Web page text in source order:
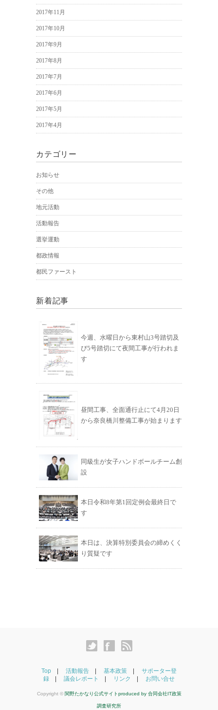
2017年11月
2017年10月
2017年9月
2017年8月
2017年7月
2017年6月
2017年5月
2017年4月
カテゴリー
お知らせ
その他
地元活動
活動報告
選挙運動
都政情報
都民ファースト
新着記事
今週、水曜日から東村山3号踏切及
び5号踏切にて夜間工事が行われま
す
昼間工事、全面通行止にて4月20日
から奈良橋川整備工事が始まります
同級生が女子ハンドボールチーム創
設
本日令和8年第1回定例会最終日で
す
本日は、決算特別委員会の締めくく
り質疑です
Top 活動報告 基本政策
サポーター登
録
議会レポート リンク お問い合せ
Copyright © 関野たかなり公式サイトproduced by 合同会社IT政策
調査研究所